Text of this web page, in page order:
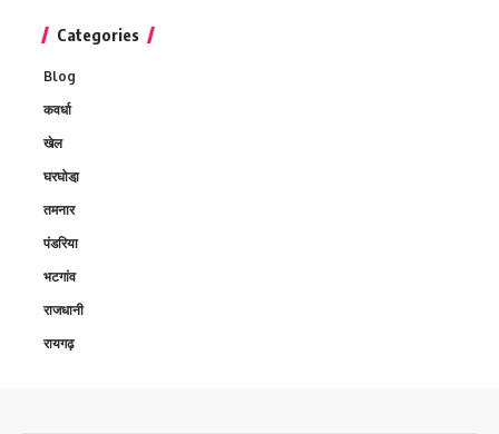
Categories
Blog
कवर्धा
खेल
घरघोडा़
तमनार
पंडरिया
भटगांव
राजधानी
रायगढ़